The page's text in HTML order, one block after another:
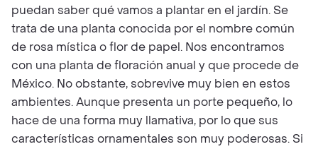
puedan saber qué vamos a plantar en el jardín. Se
trata de una planta conocida por el nombre común
de rosa mística o flor de papel. Nos encontramos
con una planta de floración anual y que procede de
México. No obstante, sobrevive muy bien en estos
ambientes. Aunque presenta un porte pequeño, lo
hace de una forma muy llamativa, por lo que sus
características ornamentales son muy poderosas. Si